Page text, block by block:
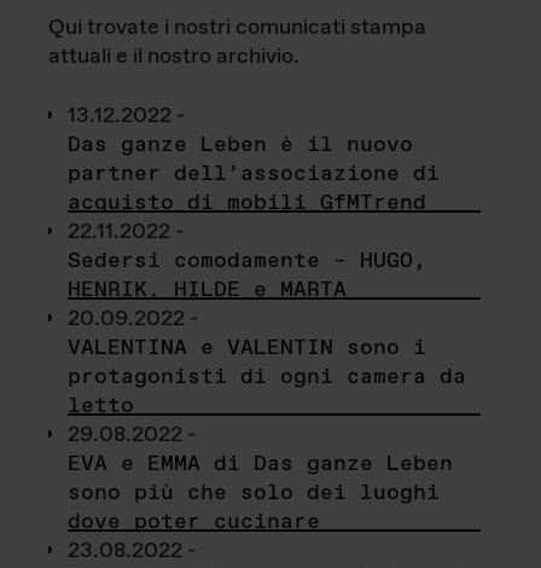
Qui trovate i nostri comunicati stampa
attuali e il nostro archivio.
13.12.2022 -
Das ganze Leben è il nuovo
partner dell’associazione di
acquisto di mobili GfMTrend
22.11.2022 -
Sedersi comodamente – HUGO,
HENRIK, HILDE e MARTA
20.09.2022 -
VALENTINA e VALENTIN sono i
protagonisti di ogni camera da
letto
29.08.2022 -
EVA e EMMA di Das ganze Leben
sono più che solo dei luoghi
dove poter cucinare
23.08.2022 -